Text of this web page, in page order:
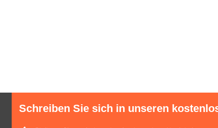
Schreiben Sie sich in unseren